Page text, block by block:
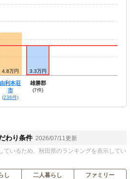
4.8万円 3.3万円
由利本荘
市
(236件)
雄勝郡
(7件)
わり条件 2026/07/11更新
いるため、秋田県のランキングを表示してい
し 二人暮らし ファミリー